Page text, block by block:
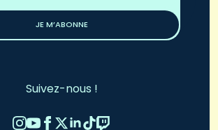
JE M’ABONNE
Suivez-nous !